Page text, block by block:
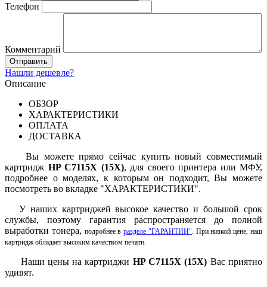
Телефон
Комментарий
Нашли дешевле?
Описание
ОБЗОР
ХАРАКТЕРИСТИКИ
ОПЛАТА
ДОСТАВКА
Вы можете прямо сейчас купить новый совместимый
картридж HP C7115X (15X), для своего принтера или МФУ,
подробнее о моделях, к которым он подходит, Вы можете
посмотреть во вкладке "ХАРАКТЕРИСТИКИ".
У наших картриджей высокое качество и большой срок
службы, поэтому гарантия распространяется до полной
выработки тонера, подробнее вразделе "ГАРАНТИИ". При низкой цене, наш
картридж обладает высоким качеством печати.
Наши цены на картриджи HPC7115X (15X) Вас приятно
удивят.